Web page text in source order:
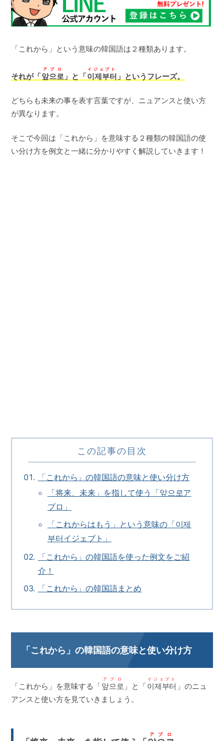
「これから」という意味の韓国語は２種類あります。
それが「앞으로
アプロ
」と「이제부터
イジェブト
」というフレーズ。
どちらも未来の事を表す言葉ですが、ニュアンスと使い方
が異なります。
そこで今回は「これから」を意味する２種類の韓国語の使
い分け方を例文と一緒に分かりやすく解説していきます！
この記事の目次
「これから」の韓国語の意味と使い分け方
「将来、未来」を指して使う「앞으로ア
プロ」
「これからはもう」という意味の「이제
부터イジェブト」
「これから」の韓国語を使った例文をご紹
介！
「これから」の韓国語まとめ
「これから」の韓国語の意味と使い分け方
「これから」を意味する「앞으로
アプロ
」と「이제부터
イジェブト
」のニュ
アンスと使い方を見ていきましょう。
アプロ